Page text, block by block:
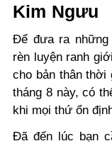
Kim Ngưu
Để đưa ra những
rèn luyện ranh
cho bản thân thời
tháng 8 này, có
khi mọi thứ ổn
Đã đến lúc bạn